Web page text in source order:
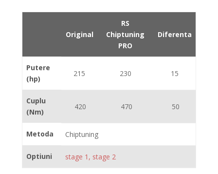
Original
RS
Chiptuning
PRO
Diferenta
Putere
(hp)
215 230 15
Cuplu
(Nm)
420 470 50
Metoda Chiptuning
Optiuni stage 1, stage 2